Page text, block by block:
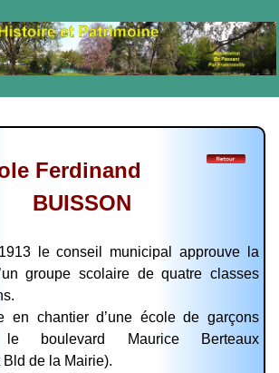
Ferdinand
BUISSON
le conseil municipal approuve la
groupe scolaire de quatre classes
en chantier d’une école de garçons
boulevard
Maurice Berteaux
de la Mairie).